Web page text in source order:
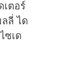
เตอร์
ลี่ ได
ซเด